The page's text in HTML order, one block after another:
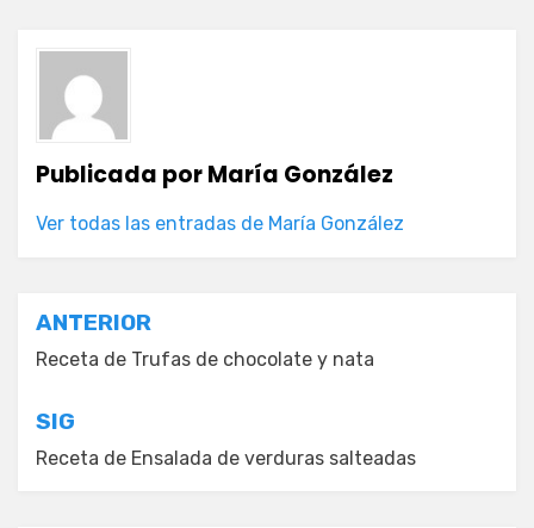
Publicada porMaría González
Ver todas las entradas de María González
Navegación
de
entradas
ANTERIOR
Receta de Trufas de chocolate y nata
SIG
Receta de Ensalada de verduras salteadas